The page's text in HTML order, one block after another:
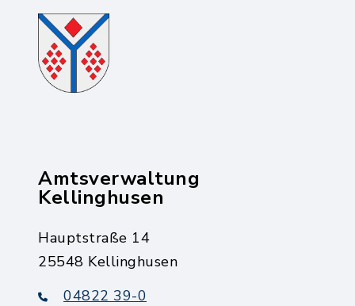
Amtsverwaltung
Kellinghusen
Hauptstraße 14
25548 Kellinghusen
04822 39-0